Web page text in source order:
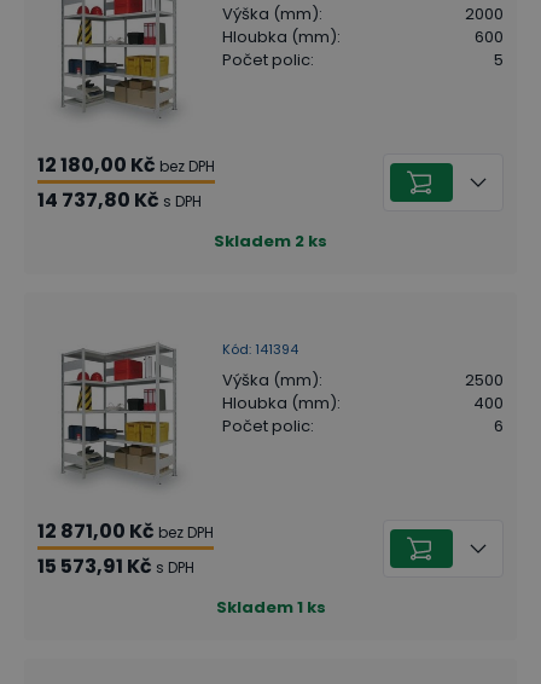
Výška (mm):
2000
Hloubka (mm):
600
Počet polic: 5
12 180,00 Kč bez DPH
14 737,80 Kč s DPH
Skladem 2 ks
Kód: 141394
Výška (mm):
2500
Hloubka (mm):
400
Počet polic: 6
12 871,00 Kč bez DPH
15 573,91 Kč s DPH
Skladem1 ks